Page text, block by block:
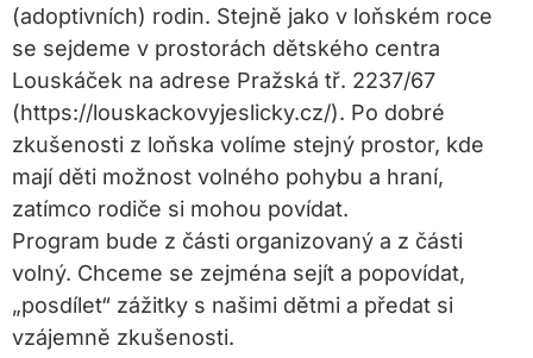
(adoptivních) rodin. Stejně jako v loňském roce
se sejdeme v prostorách dětského centra
Louskáček na adrese Pražská tř. 2237/67
(https://louskackovyjeslicky.cz/). Po dobré
zkušenosti z loňska volíme stejný prostor, kde
mají děti možnost volného pohybu a hraní,
zatímco rodiče si mohou povídat.
Program bude z části organizovaný a z části
volný. Chceme se zejména sejít a popovídat,
„posdílet“ zážitky s našimi dětmi a předat si
vzájemně zkušenosti.